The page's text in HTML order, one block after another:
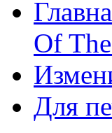
Of
Для